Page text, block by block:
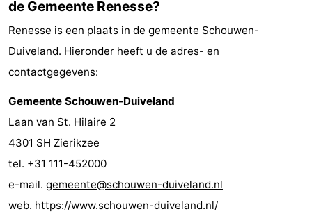
de Gemeente Renesse?
Renesse is een plaats in de gemeente Schouwen-
Duiveland. Hieronder heeft u de adres- en
contactgegevens:
Gemeente Schouwen-Duiveland
Laan van St. Hilaire 2
4301 SH Zierikzee
tel. +31 111-452000
e-mail. gemeente@schouwen-duiveland.nl
web. https://www.schouwen-duiveland.nl/